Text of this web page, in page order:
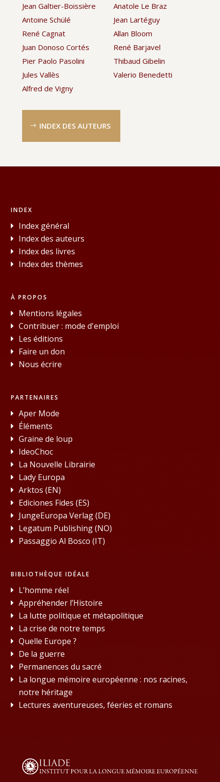
Jean Galtier-Boissière
Antoine Schülé
René Cagnat
Juan Donoso Cortés
Pier Paolo Pasolini
Jules Vallès
Alfred de Vigny
Anatole Le Braz
Jean Lartéguy
Allan Bloom
René Barjavel
Thibaud Gibelin
Valerio Benedetti
INDEX DES AUTEURS
INDEX
Index général
Index des auteurs
Index des livres
Index des thèmes
À PROPOS
Mentions légales
Contribuer : mode d'emploi
Les éditions
Faire un don
Nous écrire
PARTENAIRES
Aper Mode
Éléments
Graine de loup
IdeoChoc
La Nouvelle Librairie
Lady Europa
Arktos (EN)
Ediciones Fides (ES)
JungeEuropa Verlag (DE)
Legatum Publishing (NO)
Passaggio Al Bosco (IT)
BIBLIOTHÈQUE IDÉALE
L’homme réel
Appréhender l’Histoire
La lutte politique et métapolitique
La crise de notre temps
Quelle Europe ?
De la guerre
Permanences du sacré
La longue mémoire européenne : nos racines,
notre héritage
Lectures aventureuses, féeries et romans